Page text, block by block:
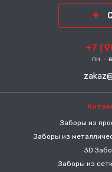
+7
пн. -
Заборы из
Заборы из
3D
Заборы из